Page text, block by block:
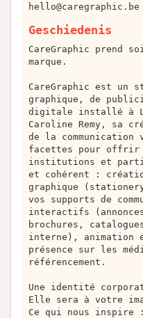
hello@caregraphic.be
Geschiedenis
CareGraphic prend
marque.
CareGraphic est un
graphique, de
digitale installé à
Caroline Remy, sa
de la
facettes pour offrir
institutions et
et cohérent :
graphique
vos supports de
interactifs
brochures,
interne), animation
présence sur les
référencement.
Une identité
Elle sera à votre
Ce qui nous